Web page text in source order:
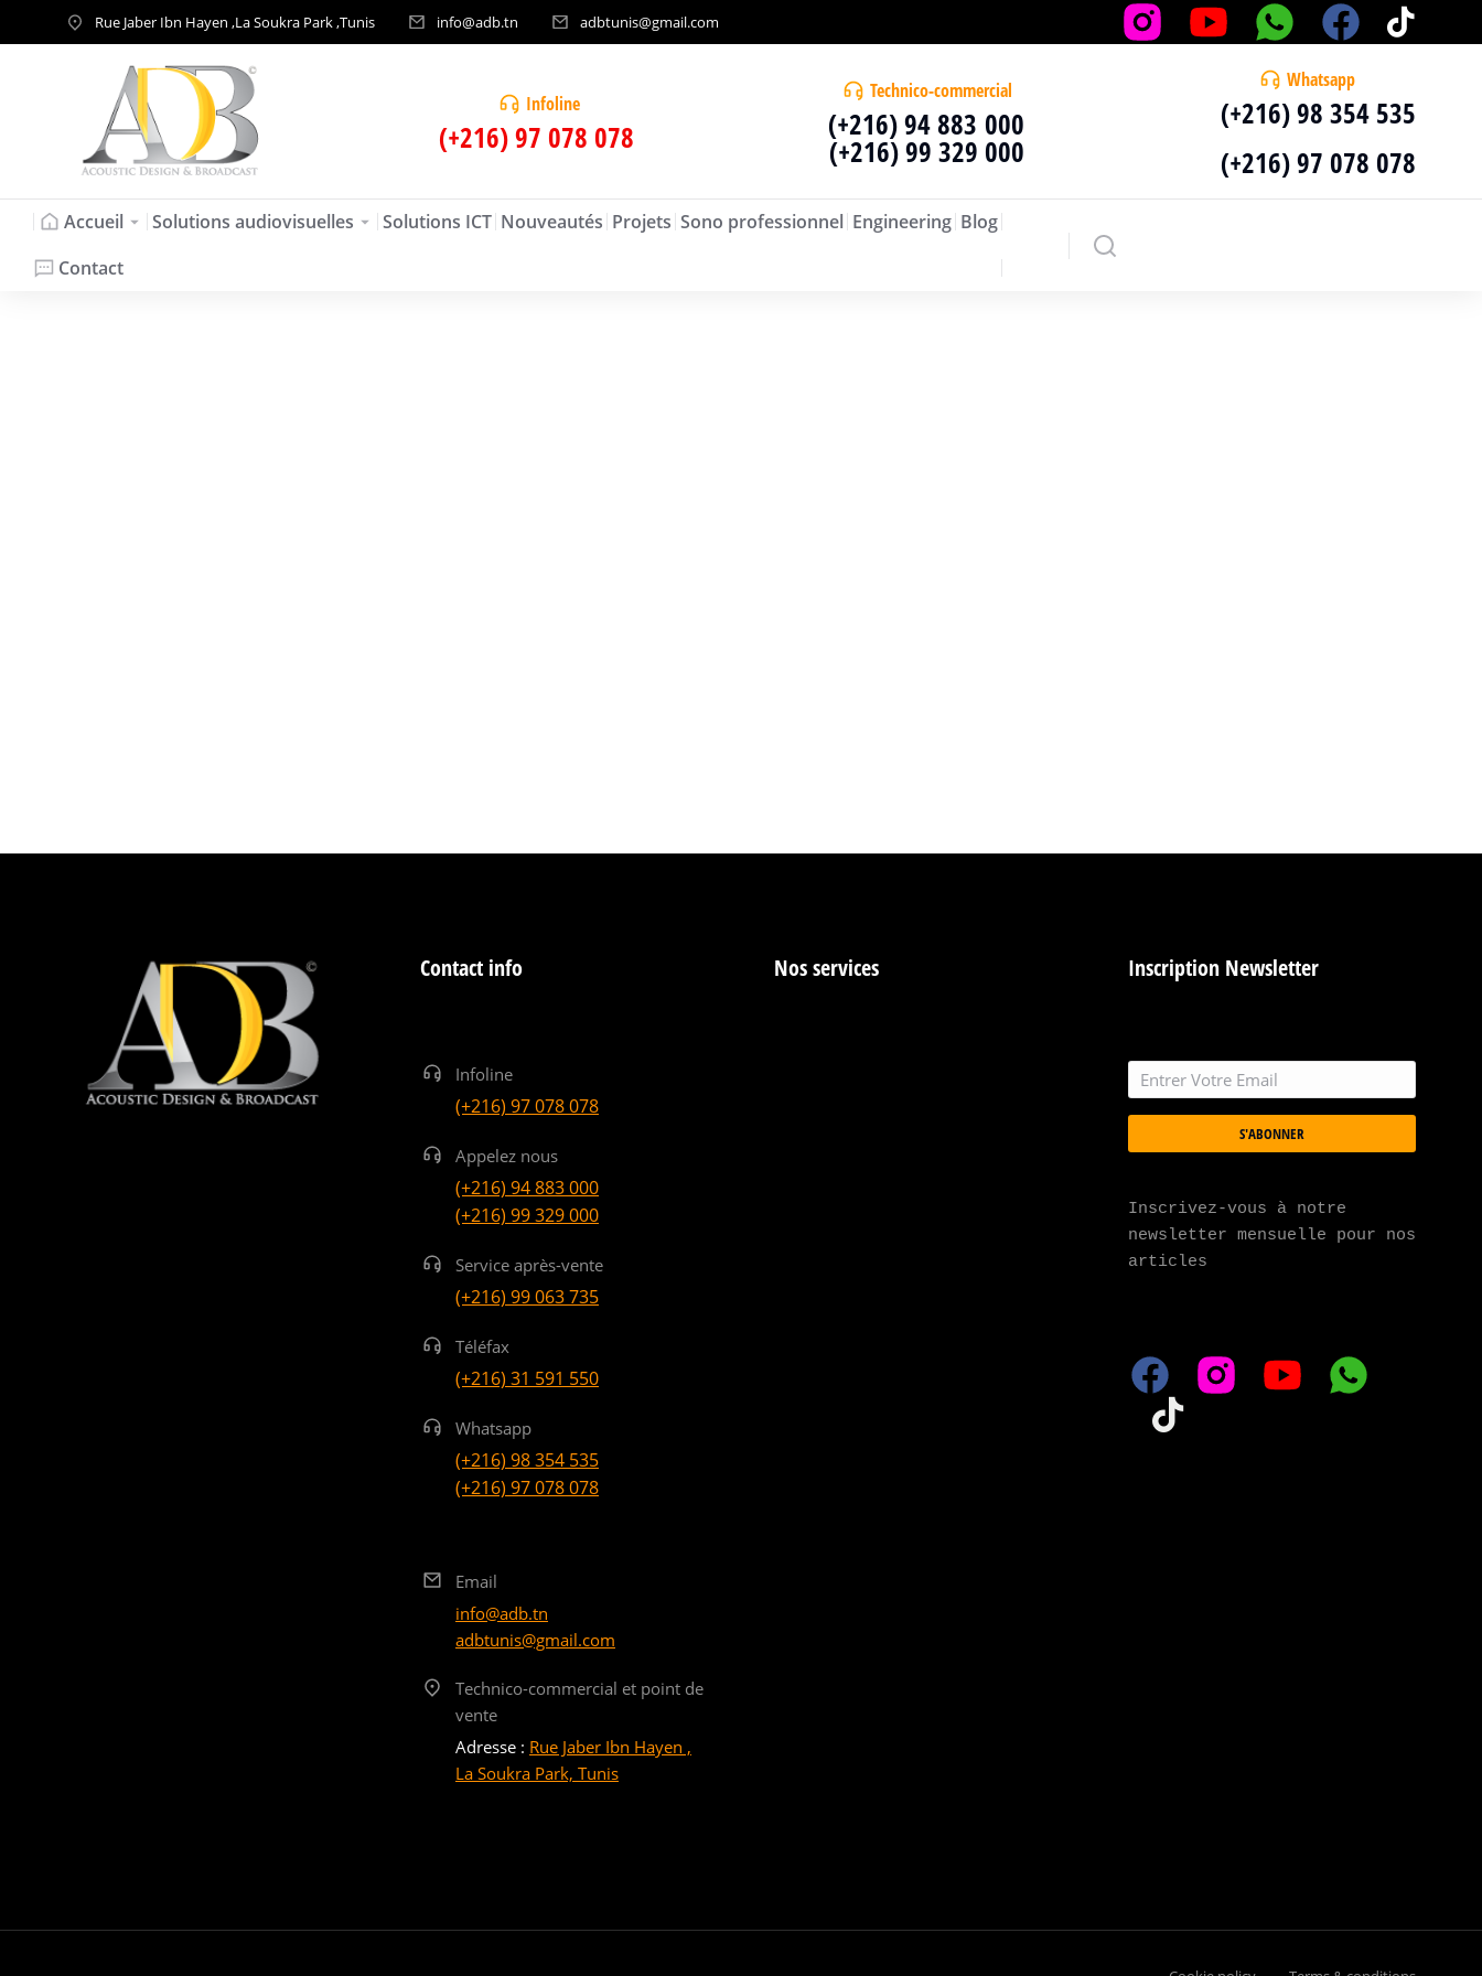
Rue Jaber Ibn Hayen ,La Soukra Park ,Tunis info@adb.tn adbtunis@gmail.com
Infoline
(+216) 97 078 078
Technico-commercial
(+216) 94 883 000
(+216) 99 329 000
Whatsapp
(+216) 98 354 535
(+216) 97 078 078
Accueil Solutions audiovisuelles Solutions ICT Nouveautés Projets Sono professionnel Engineering Blog
Contact
Contact info
Infoline
(+216) 97 078 078
Appelez nous
(+216) 94 883 000
(+216) 99 329 000
Service après-vente
(+216) 99 063 735
Téléfax
(+216) 31 591 550
Whatsapp
(+216) 98 354 535
(+216) 97 078 078
Email
info@adb.tn
adbtunis@gmail.com
Technico-commercial et point de
vente
Adresse : Rue Jaber Ibn Hayen ,
La Soukra Park, Tunis
Nos services Inscription Newsletter
S'ABONNER
Inscrivez-vous à notre
newsletter mensuelle pour nos
articles